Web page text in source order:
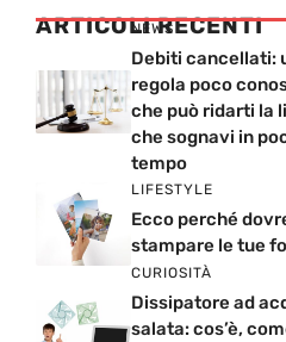
ARTICOLI RECENTI
NEWS
Debiti cancellati:
regola poco
che può ridarti la
che sognavi in
tempo
LIFESTYLE
Ecco perché
stampare le tue
CURIOSITÀ
Dissipatore ad
salata: cos’è,